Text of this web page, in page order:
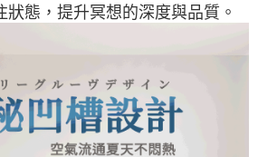
狀態，提升冥想的深度與品質。